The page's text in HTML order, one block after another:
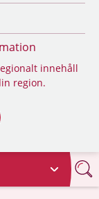
innehåll
region.